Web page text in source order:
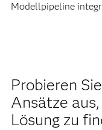
Modellpipeline
Probieren
Ansätze
Lösung zu